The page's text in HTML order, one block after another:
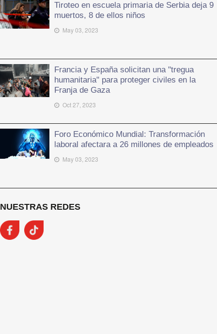
Tiroteo en escuela primaria de Serbia deja 9
muertos, 8 de ellos niños
May 03, 2023
Francia y España solicitan una "tregua
humanitaria" para proteger civiles en la
Franja de Gaza
Oct 27, 2023
Foro Económico Mundial: Transformación
laboral afectara a 26 millones de empleados
May 03, 2023
NUESTRAS REDES